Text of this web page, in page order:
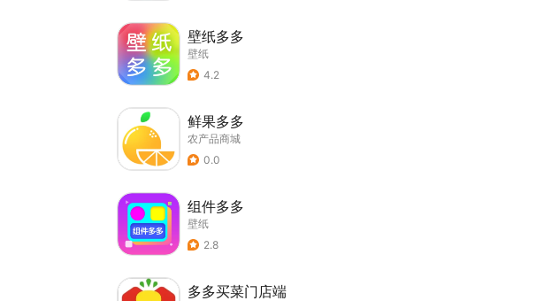
壁纸多多
壁纸
4.2
鲜果多多
农产品商城
0.0
组件多多
壁纸
2.8
多多买菜门店端